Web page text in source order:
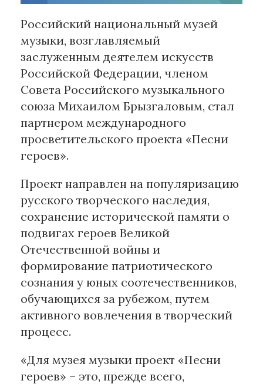
Архитектура и урбанистика
Наука и технологии
Медиа
Образование
Издательское дело
Музыка
Музеи
АКИ
Artists / Художники.РФ
n'RIS
Онлайн патент
Цифровой Сарафан
Смотрите нас в соцсетях и мессенджерах
Российский национальный музей
музыки, возглавляемый
заслуженным деятелем искусств
Российской Федерации, членом
Совета Российского музыкального
союза Михаилом Брызгаловым, стал
партнером международного
просветительского проекта «Песни
героев».
Проект направлен на популяризацию
русского творческого наследия,
сохранение исторической памяти о
подвигах героев Великой
Отечественной войны и
формирование патриотического
сознания у юных соотечественников,
обучающихся за рубежом, путем
активного вовлечения в творческий
процесс.
«Для музея музыки проект «Песни
героев» – это, прежде всего,